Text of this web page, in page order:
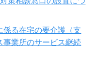
係る在宅の要介護（支
事業所のサービス継続